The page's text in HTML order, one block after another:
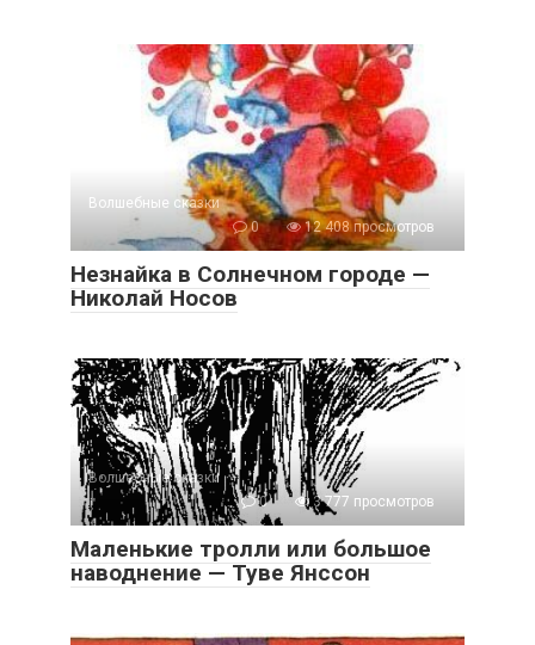
Волшебные сказки
0
12 408 просмотров
Незнайка в Солнечном городе —
Николай Носов
Волшебные сказки
0
3 777 просмотров
Маленькие тролли или большое
наводнение — Туве Янссон